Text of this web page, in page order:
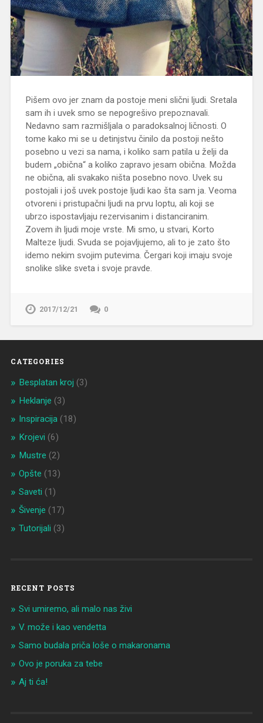
Pišem ovo jer znam da postoje meni slični ljudi. Sretala
sam ih i uvek smo se nepogrešivo prepoznavali.
Nedavno sam razmišljala o paradoksalnoj ličnosti. O
tome kako mi se u detinjstvu činilo da postoji nešto
posebno u vezi sa nama, i koliko sam patila u želji da
budem „obična“ a koliko zapravo jesam obična. Možda
ne obična, ali svakako ništa posebno novo. Uvek su
postojali i još uvek postoje ljudi kao šta sam ja. Veoma
otvoreni i pristupačni ljudi na prvu loptu, ali koji se
ubrzo ispostavljaju rezervisanim i distanciranim.
Zovem ih ljudi moje vrste. Mi smo, u stvari, Korto
Malteze ljudi. Svuda se pojavljujemo, ali to je zato što
idemo nekim svojim putevima. Čergari koji imaju svoje
snolike slike sveta i svoje pravde.
2017/12/21 0
CATEGORIES
Besplatan kroj (3)
Heklanje (3)
Inspiracija(18)
Krojevi (6)
Mustre (2)
Opšte (13)
Saveti (1)
Šivenje (17)
Tutorijali (3)
RECENT POSTS
Svi umiremo, ali malo nas živi
V. može i kao vendetta
Samo budala priča loše o makaronama
Ovo je poruka za tebe
Aj ti ća!